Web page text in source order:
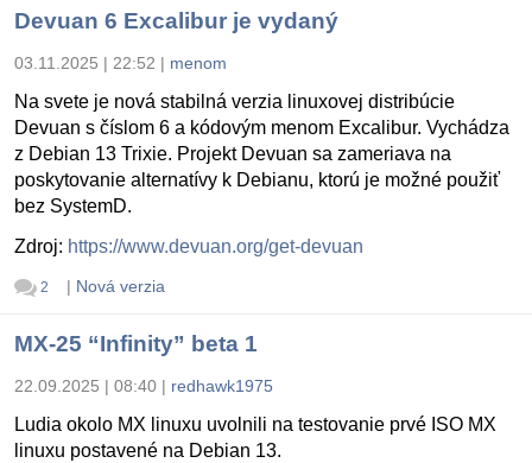
Devuan 6 Excalibur je vydaný
03.11.2025 | 22:52 | menom
Na svete je nová stabilná verzia linuxovej distribúcie
Devuan s číslom 6 a kódovým menom Excalibur. Vychádza
z Debian 13 Trixie. Projekt Devuan sa zameriava na
poskytovanie alternatívy k Debianu, ktorú je možné použiť
bez SystemD.
Zdroj: https://www.devuan.org/get-devuan
2 | Nová verzia
MX-25 “Infinity” beta 1
22.09.2025 | 08:40 | redhawk1975
Ludia okolo MX linuxu uvolnili na testovanie prvé ISO MX
linuxu postavené na Debian 13.